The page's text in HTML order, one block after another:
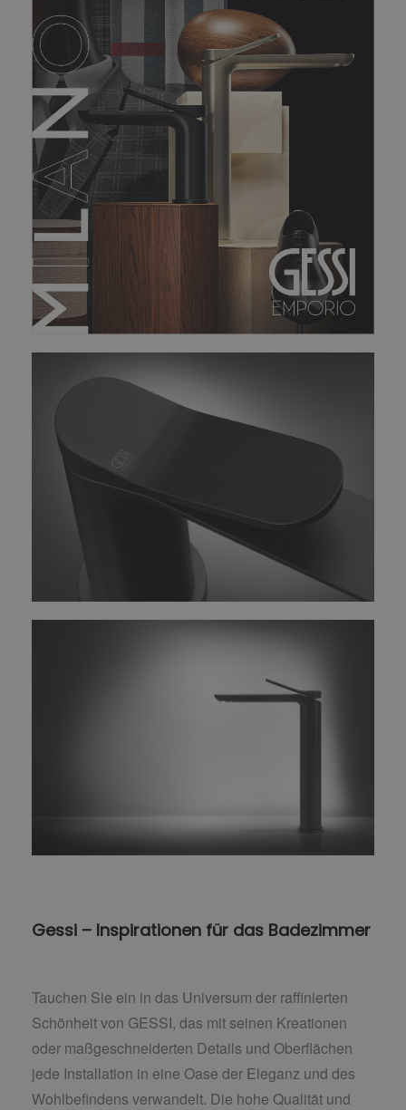
Gessi – Inspirationen für das Badezimmer
Tauchen Sie ein in das Universum der raffinierten
Schönheit von GESSI, das mit seinen Kreationen
oder maßgeschneiderten Details und Oberflächen
jede Installation in eine Oase der Eleganz und des
Wohlbefindens verwandelt. Die hohe Qualität und